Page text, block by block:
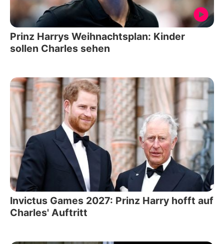
Prinz Harrys Weihnachtsplan: Kinder
sollen Charles sehen
Invictus Games 2027: Prinz Harry hofft auf
Charles' Auftritt